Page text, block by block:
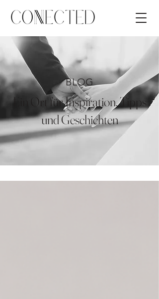
BLOG
Ein Ort für Inspiration, Tipps
und Geschichten